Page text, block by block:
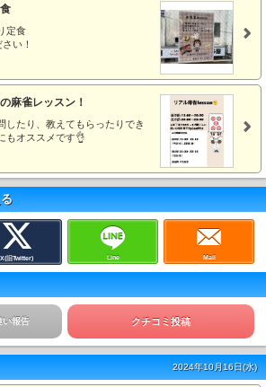
定食
い！
麻雀レッスン！
したり、教えてもらったりでき
もオススメです👌
X(旧Twitter) Line Mail
い報告 クチコミ投稿
2024年10月16日(水)